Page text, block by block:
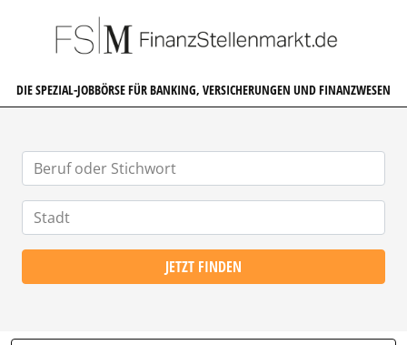
DIE SPEZIAL-JOBBÖRSE FÜR BANKING, VERSICHERUNGEN UND FINANZWESEN
JETZT FINDEN